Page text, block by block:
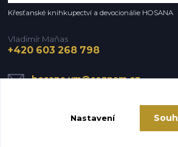
Křesťanské knihkupectví a devocionálie HOSANA
Vladimír Maňas
+420 603 268 798
hosana.vm@seznam.cz
Nastavení